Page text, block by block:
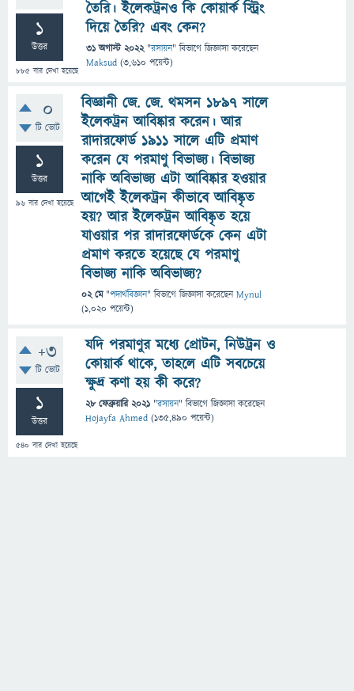
1
উত্তর
885 বার দেখা হয়েছে
তৈরি। ইলেকট্রনও কি কোয়ার্ক স্ট্রিং
দিয়ে তৈরি? এবং কেন?
31 অগাস্ট 2022 "রসায়ন" বিভাগে জিজ্ঞাসাকরেছেন
Maksud (3,610 পয়েন্ট)
0
টি ভোট
1
উত্তর
96 বার দেখা হয়েছে
বিজ্ঞানী জে. জে. থমসন ১৮৯৭ সালে
ইলেকট্রন আবিষ্কার করেন। আর
রাদারফোর্ড ১৯১১ সালে এটি প্রমাণ
করেন যে পরমাণু বিভাজ্য। বিভাজ্য
নাকি অবিভাজ্য এটা আবিষ্কার হওয়ার
আগেই ইলেকট্রন কীভাবে আবিষ্কৃত
হয়? আর ইলেকট্রন আবিষ্কৃত হয়ে
যাওয়ার পর রাদারফোর্ডকে কেন এটা
প্রমাণ করতে হয়েছে যে পরমাণু
বিভাজ্য নাকি অবিভাজ্য?
02 মে "পদার্থবিজ্ঞান" বিভাগে জিজ্ঞাসাকরেছেনMynul
(1,020 পয়েন্ট)
+3
টি ভোট
1
উত্তর
540 বার দেখা হয়েছে
যদি পরমাণুর মধ্যে প্রোটন, নিউট্রন ও
কোয়ার্ক থাকে, তাহলে এটি সবচেয়ে
ক্ষুদ্র কণা হয় কী করে?
28 ফেব্রুয়ারি 2021 "রসায়ন" বিভাগে জিজ্ঞাসাকরেছেন
Hojayfa Ahmed (135,490 পয়েন্ট)